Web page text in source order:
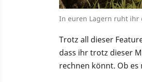
In euren Lagern ruht ihr
Trotz all dieser
dass ihr trotz dieser
rechnen könnt. Ob